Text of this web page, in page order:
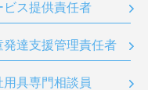
ビス提供責任者
発達支援管理責任者
用具専門相談員